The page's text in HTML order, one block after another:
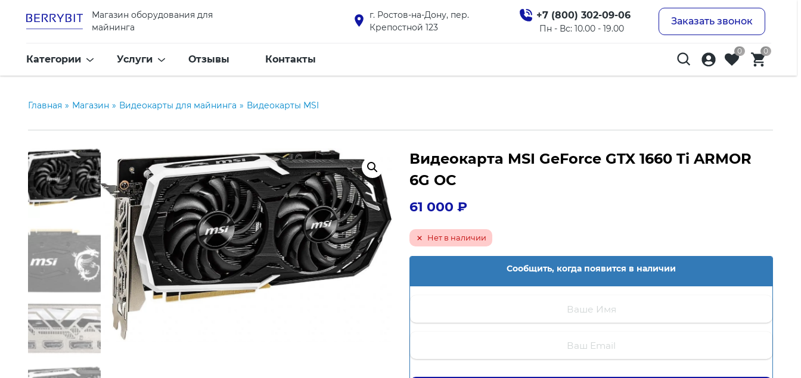
Магазин оборудования для
майнинга
г. Ростов-на-Дону, пер.
Крепостной 123
+7 (800) 302-09-06
Пн - Вс: 10.00 - 19.00
Заказать звонок
Категории Услуги Отзывы Контакты
0 0
Главная » Магазин » Видеокарты для майнинга » Видеокарты MSI
Видеокарта MSI GeForce GTX 1660 Ti ARMOR
6G OC
61 000 ₽
Нет в наличии
Сообщить, когда появится в наличии